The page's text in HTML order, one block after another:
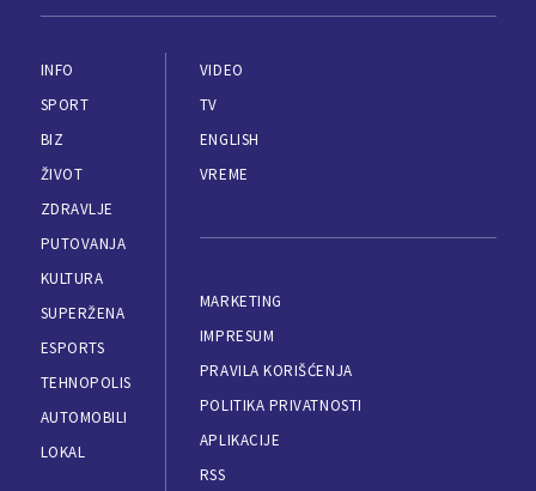
INFO
SPORT
BIZ
ŽIVOT
ZDRAVLJE
PUTOVANJA
KULTURA
SUPERŽENA
ESPORTS
TEHNOPOLIS
AUTOMOBILI
LOKAL
VIDEO
TV
ENGLISH
VREME
MARKETING
IMPRESUM
PRAVILA KORIŠĆENJA
POLITIKA PRIVATNOSTI
APLIKACIJE
RSS